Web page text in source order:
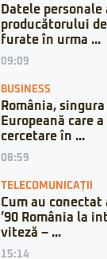
Datele
producătorului
furate în urma ...
09:09
BUSINESS
România,
Europeană care
cercetare în ...
08:59
TELECOMUNICAȚII
Cum au
’90 România la
viteză – ...
15:14